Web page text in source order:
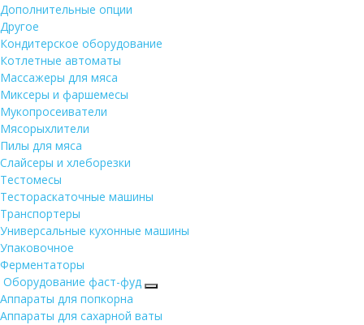
Дополнительные опции
Другое
Кондитерское оборудование
Котлетные автоматы
Массажеры для мяса
Миксеры и фаршемесы
Мукопросеиватели
Мясорыхлители
Пилы для мяса
Слайсеры и хлеборезки
Тестомесы
Тестораскаточные машины
Транспортеры
Универсальные кухонные машины
Упаковочное
Ферментаторы
Оборудование фаст-фуд
Аппараты для попкорна
Аппараты для сахарной ваты